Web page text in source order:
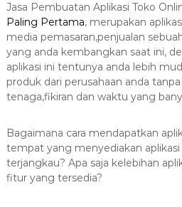
n
A
p
l
i
k
s
i
T
o
n
s
Jasa Pembuatan Aplikasi Toko
Paling Pertama, merupakan
media pemasaran,penjualan
yang anda kembangkan saat ini,
aplikasi ini tentunya anda lebih
produk dari perusahaan anda
tenaga,fikiran dan waktu yang
Bagaimana cara mendapatkan
tempat yang menyediakan
terjangkau? Apa saja kelebihan
fitur yang tersedia?